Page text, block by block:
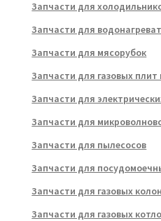
Запчасти для
Запчасти для
Запчасти для мясорубок
Запчасти для газовых плит
Запчасти для
Запчасти для
Запчасти для пылесосов
Запчасти для
Запчасти для газовых
Запчасти для газовых